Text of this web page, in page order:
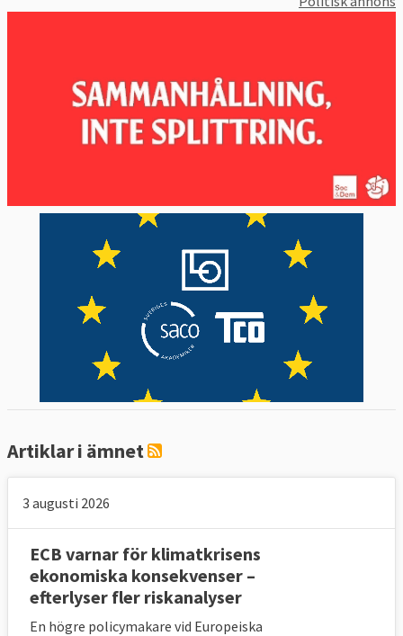
De visionära europlanerna fick dock till stora
stryka på foten
när EU-ländernas
En nyversion av rapportenlades fram av de
fyra ordförandenas efterträdare
tillsammans med EU-parlamentets talman
Martin Schulz i
mitten av 2015
ledarna målade upp en tidsplan som
sträcker sig fram till 2025 med förslag på
allt från att fördjupa redan befintlig
lagstiftning till att inrätta ett gemensamt
Artiklar i ämnet
3 augusti 2026
ECB varnar för klimatkrisens
ekonomiska konsekvenser –
efterlyser fler riskanalyser
En högre policymakare vid Europeiska